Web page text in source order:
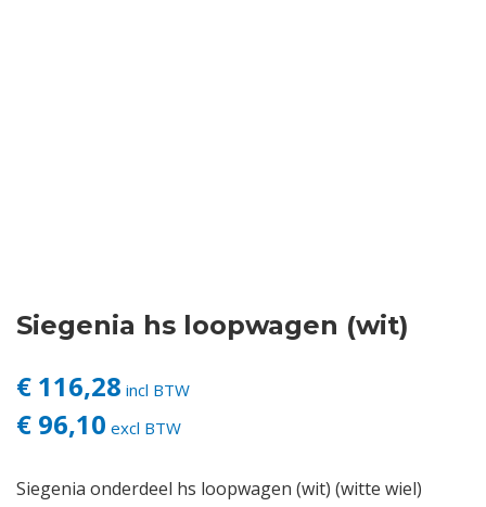
Vacatures
Siegenia hs loopwagen (wit)
€ 116,28 incl BTW
€ 96,10 excl BTW
Siegenia onderdeel hs loopwagen (wit) (witte wiel)